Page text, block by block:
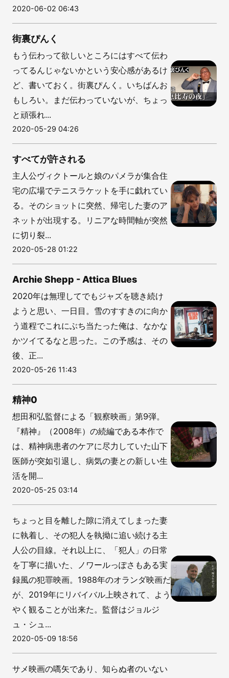
2020-06-02 06:43
街裏ぴんく
もう伝わって欲しいところにはすべて伝わ
ってるんじゃないかという安心感があるけ
ど、書いておく。街裏ぴんく。いちばんお
もしろい。まだ伝わっていないが、ちょっ
と頑張れ...
2020-05-29 04:26
すべてが許される
主人公ヴィクトールと娘のパメラが集合住
宅の広場でテニスラケットを手に戯れてい
る。そのショットに突然、帰宅した妻のア
ネットが出現する。リニアな時間軸が突然
に切り裂...
2020-05-28 01:22
Archie Shepp - Attica Blues
2020年は無理してでもジャズを聴き続け
ようと思い、一日目。雪のすすきのに向か
う道程でこれにぶち当たった俺は、なかな
かツイてるなと思った。この予感は、その
後、正...
2020-05-26 11:43
精神0
想田和弘監督による「観察映画」第9弾。
『精神』（2008年）の続編である本作で
は、精神病患者のケアに尽力していた山下
医師が突如引退し、病気の妻との新しい生
活を開...
2020-05-25 03:14
ちょっと目を離した隙に消えてしまった妻
に執着し、その犯人を執拗に追い続ける主
人公の目線。それ以上に、「犯人」の日常
を丁寧に描いた、ノワールっぽさもある実
録風の犯罪映画。1988年のオランダ映画だ
が、2019年にリバイバル上映されて、よう
やく観ることが出来た。監督はジョルジ
ュ・シュ...
2020-05-09 18:56
サメ映画の嚆矢であり、知らぬ者のいない